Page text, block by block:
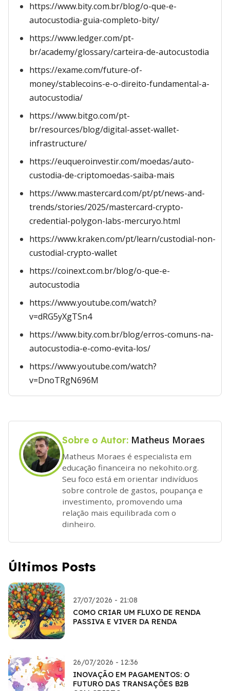
https://www.bity.com.br/blog/o-que-e-
autocustodia-guia-completo-bity/
https://www.ledger.com/pt-
br/academy/glossary/carteira-de-autocustodia
https://exame.com/future-of-
money/stablecoins-e-o-direito-fundamental-a-
autocustodia/
https://www.bitgo.com/pt-
br/resources/blog/digital-asset-wallet-
infrastructure/
https://euqueroinvestir.com/moedas/auto-
custodia-de-criptomoedas-saiba-mais
https://www.mastercard.com/pt/pt/news-and-
trends/stories/2025/mastercard-crypto-
credential-polygon-labs-mercuryo.html
https://www.kraken.com/pt/learn/custodial-non-
custodial-crypto-wallet
https://coinext.com.br/blog/o-que-e-
autocustodia
https://www.youtube.com/watch?
v=dRG5yXgTSn4
https://www.bity.com.br/blog/erros-comuns-na-
autocustodia-e-como-evita-los/
https://www.youtube.com/watch?
v=DnoTRgN696M
Sobre o Autor: Matheus Moraes
Matheus Moraes é especialista em
educação financeira no nekohito.org.
Seu foco está em orientar indivíduos
sobre controle de gastos, poupança e
investimento, promovendo uma
relação mais equilibrada com o
dinheiro.
Últimos Posts
27/07/2026 - 21:08
COMO CRIAR UM FLUXO DE RENDA
PASSIVA E VIVER DA RENDA
26/07/2026 - 12:36
INOVAÇÃO EM PAGAMENTOS: O
FUTURO DAS TRANSAÇÕES B2B